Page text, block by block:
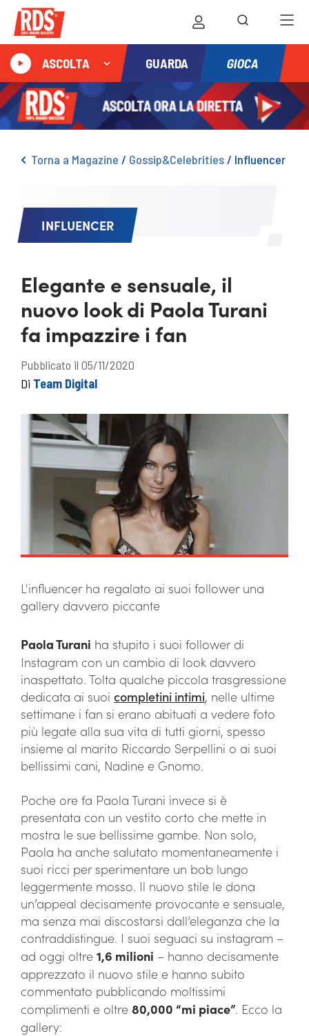
ASCOLTA GUARDA GIOCA
Torna a Magazine / Gossip&Celebrities/ Influencer
INFLUENCER
Elegante e sensuale, il
nuovo look di Paola Turani
fa impazzire i fan
Pubblicato il 05/11/2020
Di Team Digital
L'influencer ha regalato ai suoi follower una
gallery davvero piccante
Paola Turani ha stupito i suoi follower di
Instagram con un cambio di look davvero
inaspettato. Tolta qualche piccola trasgressione
dedicata ai suoi completini intimi, nelle ultime
settimane i fan si erano abituati a vedere foto
più legate alla sua vita di tutti giorni, spesso
insieme al marito Riccardo Serpellini o ai suoi
bellissimi cani, Nadine e Gnomo.
Poche ore fa Paola Turani invece si è
presentata con un vestito corto che mette in
mostra le sue bellissime gambe. Non solo,
Paola ha anche salutato momentaneamente i
suoi ricci per sperimentare un bob lungo
leggermente mosso. Il nuovo stile le dona
un’appeal decisamente provocante e sensuale,
ma senza mai discostarsi dall’eleganza che la
contraddistingue. I suoi seguaci su instagram –
ad oggi oltre 1,6 milioni – hanno decisamente
apprezzato il nuovo stile e hanno subito
commentato pubblicando moltissimi
complimenti e oltre 80,000 “mi piace”. Ecco la
gallery: